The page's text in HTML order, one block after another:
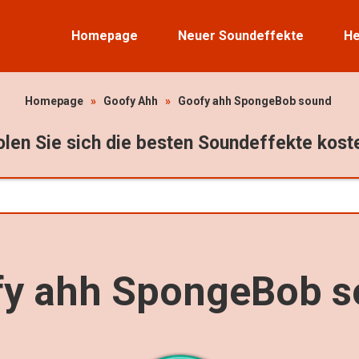
Homepage Neuer Soundeffekte
Homepage » Goofy Ahh » Goofy ahh SpongeBob sound
Sie sich die besten Soundeffekte
ahh SpongeBob